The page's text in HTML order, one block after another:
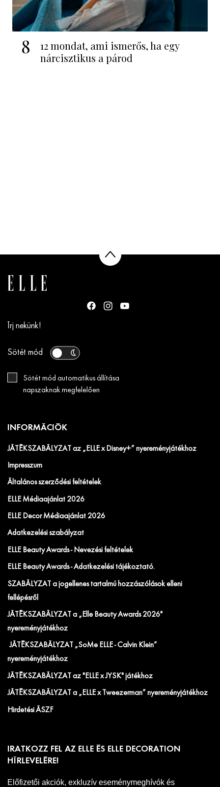
8
12 mondat, ami ismerős, ha egy
nárcisztikus a párod
Írj nekünk!
Sötét mód
Sötét mód automatikus állítása
napszaknak megfelelően
INFORMÁCIÓK
JÁTÉKSZABÁLYZAT az „ELLE x Disney+” nyereményjátékhoz
Impresszum
Általános szerződési feltételek
ELLE Médiaajánlat 2026
ELLE Decor Médiaajánlat 2026
Adatkezelési szabályzat
ELLE Beauty Awards - Nevezési feltételek
ELLE Beauty Awards - Adatkezelési tájékoztató.
SZABÁLYZAT a jogellenes tartalmú hozzászólások elleni
fellépésről
JÁTÉKSZABÁLYZAT a „Elle Beauty Awards 2026"
nyereményjátékhoz
JÁTÉKSZABÁLYZAT „SoMe ELLE - Calvin Klein”
nyereményjátékhoz
JÁTÉKSZABÁLYZAT az "ELLE x JYSK" játékhoz
JÁTÉKSZABÁLYZAT a „ELLE x Tweezerman” nyereményjátékhoz
Hirdetési ÁSZF
IRATKOZZ FEL AZ ELLE ÉS ELLE DECORATION
HÍRLEVELÉRE!
Előfizetői akciók, exkluzív eseménymeghívók és